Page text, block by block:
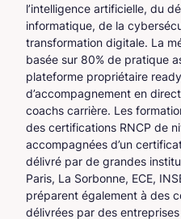
l’intelligence artificielle, du
informatique, de la
transformation digitale. La
basée sur 80% de pratique
plateforme propriétaire
d’accompagnement en
coachs carrière. Les
des certifications RNCP de
accompagnées d’un
délivré par de grandes
Paris, La Sorbonne, ECE,
préparent également à des
délivrées par des